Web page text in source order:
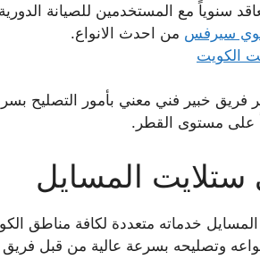
سنوياً مع المستخدمين للصيانة
سيرفس من احدث الانواع.
الكويت
فريق خبير فني معني بأمور التصليح
على مستوى القطر.
المسايل
خدماته متعددة لكافة مناطق
وتصليحه بسرعة عالية من قبل